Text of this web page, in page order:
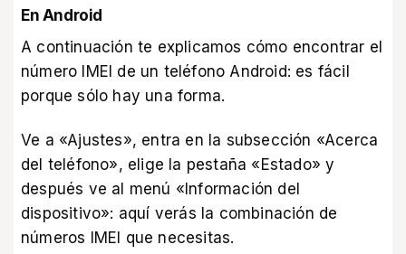
En Android
A continuación te explicamos cómo encontrar el
número IMEI de un teléfono Android: es fácil
porque sólo hay una forma.
Ve a «Ajustes», entra en la subsección «Acerca
del teléfono», elige la pestaña «Estado» y
después ve al menú «Información del
dispositivo»: aquí verás la combinación de
números IMEI que necesitas.